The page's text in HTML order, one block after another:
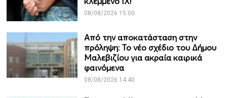
08/08/2026 15:00
Από την αποκατάσταση στην
πρόληψη: Το νέο σχέδιο του Δήμου
Μαλεβιζίου για ακραία καιρικά
φαινόμενα
08/08/2026 14:40